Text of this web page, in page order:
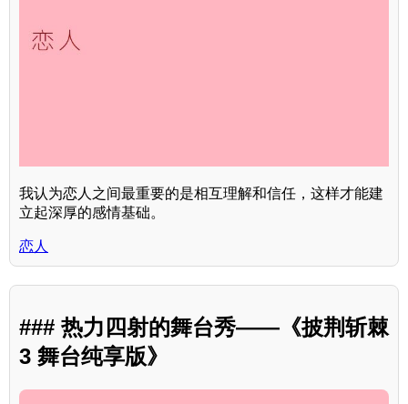
我认为恋人之间最重要的是相互理解和信任，这样才能建
立起深厚的感情基础。
恋人
### 热力四射的舞台秀——《披荆斩棘
3 舞台纯享版》